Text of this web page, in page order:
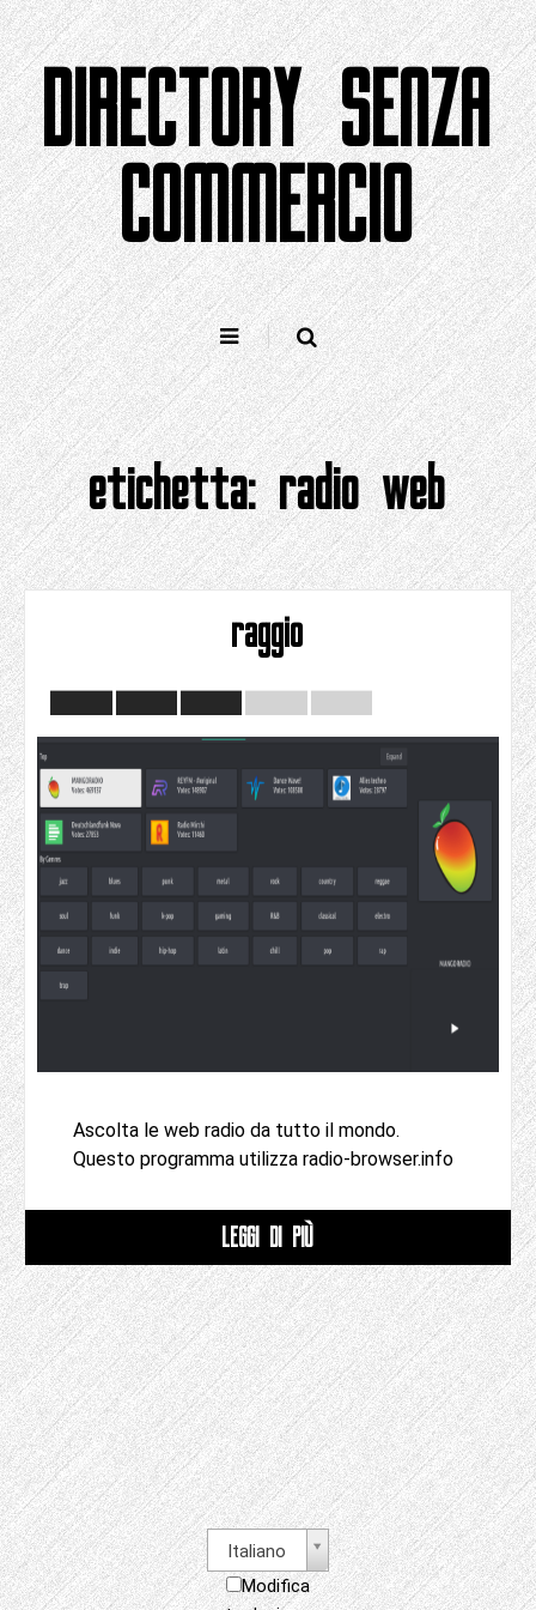
Salta
al
contenutoDIRECTORY SENZA
COMMERCIO
etichetta:radio web
raggio
Ascolta le web radio da tutto il mondo.
Questo programma utilizza radio-browser.info
LEGGI DI PIÙ
Italiano
Modifica